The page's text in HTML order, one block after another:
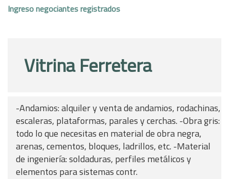
Ingreso negociantes registrados
Vitrina Ferretera
-Andamios: alquiler y venta de andamios, rodachinas,
escaleras, plataformas, parales y cerchas. -Obra gris:
todo lo que necesitas en material de obra negra,
arenas, cementos, bloques, ladrillos, etc. -Material
de ingeniería: soldaduras, perfiles metálicos y
elementos para sistemas contr.